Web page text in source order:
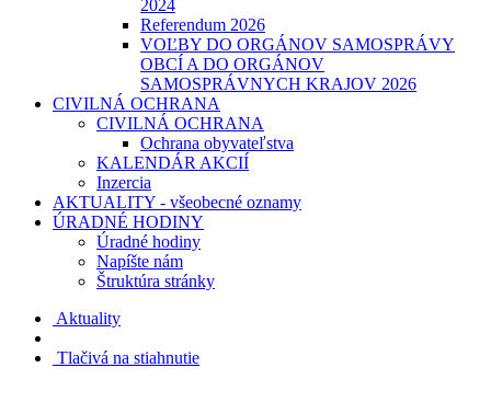
2024
Referendum 2026
VOĽBY DO ORGÁNOV SAMOSPRÁVY
OBCÍ A DO ORGÁNOV
SAMOSPRÁVNYCH KRAJOV 2026
CIVILNÁ OCHRANA
CIVILNÁ OCHRANA
Ochrana obyvateľstva
KALENDÁR AKCIÍ
Inzercia
AKTUALITY - všeobecné oznamy
ÚRADNÉ HODINY
Úradné hodiny
Napíšte nám
Štruktúra stránky
Aktuality
Tlačivá na stiahnutie